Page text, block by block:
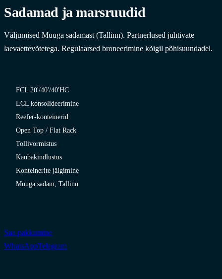
Sadamad ja marsruudid
Väljumised Muuga sadamast (Tallinn). Partnerlused juhtivate
laevaettevõtetega. Regulaarsed broneerimine kõigil põhisuundadel.
FCL 20'/40'/40'HC
LCL konsolideerimine
Reefer-konteinerid
Open Top / Flat Rack
Tollivormistus
Kaubakindlustus
Konteinerite jälgimine
Muuga sadam, Tallinn
Saa pakkumine
WhatsAppTelegram